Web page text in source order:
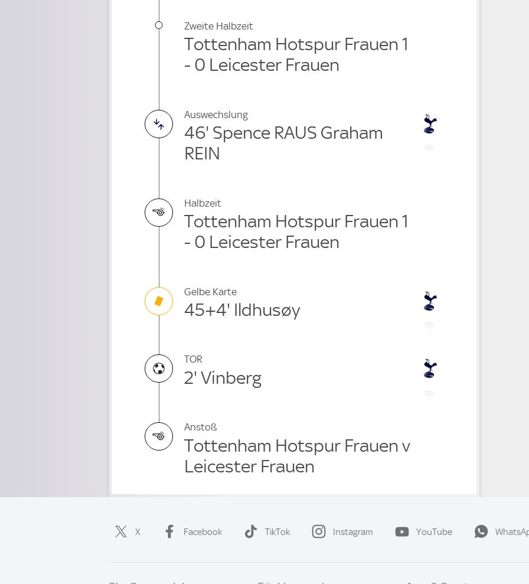
Zweite Halbzeit
Tottenham Hotspur Frauen 1
- 0 Leicester Frauen
Auswechslung
46' Spence RAUS Graham
REIN
Halbzeit
Tottenham Hotspur Frauen 1
- 0 Leicester Frauen
Gelbe Karte
45+4' Ildhusøy
TOR
2' Vinberg
Anstoß
Tottenham Hotspur Frauen v
Leicester Frauen
X Facebook TikTok Instagram YouTube